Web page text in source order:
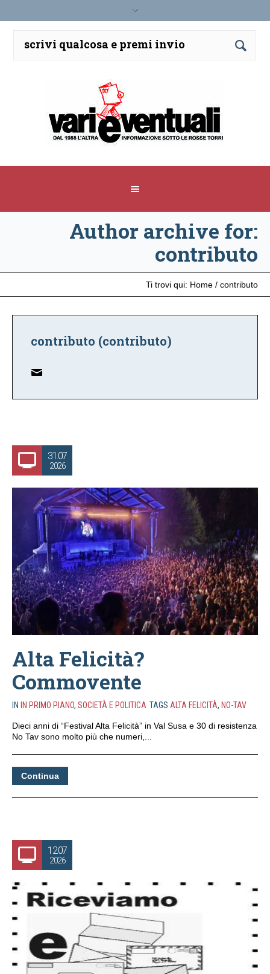
Author archive for:
contributo
Ti trovi qui: Home / contributo
contributo (contributo)
31.07
2026
Alta Felicità?
Commovente
IN IN PRIMO PIANO, SOCIETÀ E POLITICA TAGS ALTA FELICITÀ, NO-TAV
Dieci anni di “Festival Alta Felicità” in Val Susa e 30 di resistenza
No Tav sono molto più che numeri,...
Continua
12.07
2026